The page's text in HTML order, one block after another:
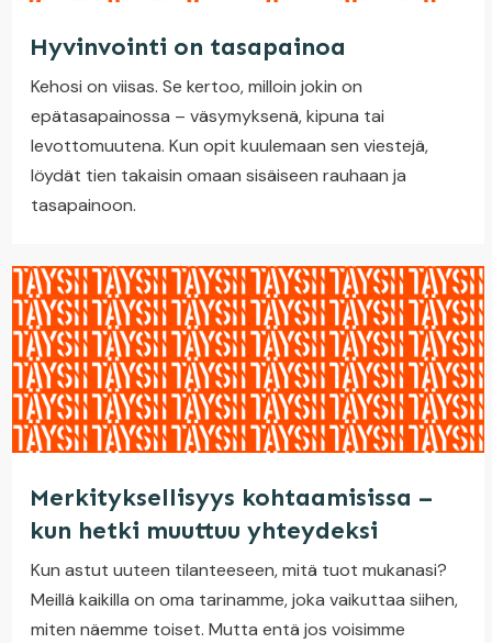
Hyvinvointi on tasapainoa
Kehosi on viisas. Se kertoo, milloin jokin on
epätasapainossa – väsymyksenä, kipuna tai
levottomuutena. Kun opit kuulemaan sen viestejä,
löydät tien takaisin omaan sisäiseen rauhaan ja
tasapainoon.
Merkityksellisyys kohtaamisissa –
kun hetki muuttuu yhteydeksi
Kun astut uuteen tilanteeseen, mitä tuot mukanasi?
Meillä kaikilla on oma tarinamme, joka vaikuttaa siihen,
miten näemme toiset. Mutta entä jos voisimme